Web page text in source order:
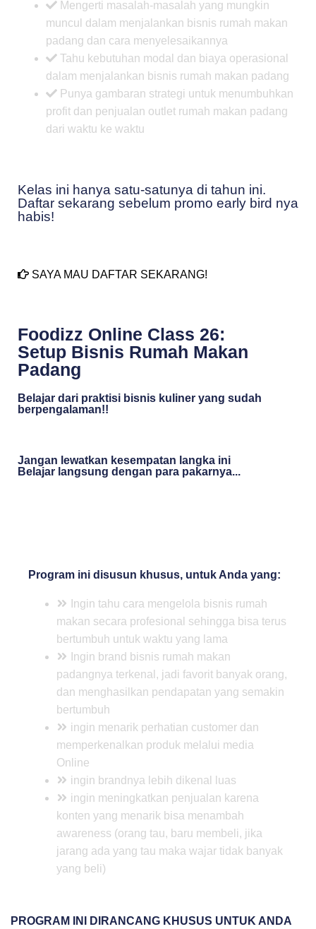
Mengerti masalah-masalah yang mungkin
muncul dalam menjalankan bisnis rumah makan
padang dan cara menyelesaikannya
Tahu kebutuhan modal dan biaya operasional
dalam menjalankan bisnis rumah makan padang
Punya gambaran strategi untuk menumbuhkan
profit dan penjualan outlet rumah makan padang
dari waktu ke waktu
Kelas ini hanya satu-satunya di tahun ini.
Daftar sekarang sebelum promo early bird nya
habis!
SAYA MAU DAFTAR SEKARANG!
Foodizz Online Class 26:
Setup Bisnis Rumah Makan
Padang
Belajar dari praktisi bisnis kuliner yang sudah
berpengalaman!!
Jangan lewatkan kesempatan langka ini
Belajar langsung dengan para pakarnya...
Program ini disusun khusus, untuk Anda yang:
Ingin tahu cara mengelola bisnis rumah
makan secara profesional sehingga bisa terus
bertumbuh untuk waktu yang lama
Ingin brand bisnis rumah makan
padangnya terkenal, jadi favorit banyak orang,
dan menghasilkan pendapatan yang semakin
bertumbuh
ingin menarik perhatian customer dan
memperkenalkan produk melalui media
Online
ingin brandnya lebih dikenal luas
ingin meningkatkan penjualan karena
konten yang menarik bisa menambah
awareness (orang tau, baru membeli, jika
jarang ada yang tau maka wajar tidak banyak
yang beli)
PROGRAM INI DIRANCANG KHUSUS UNTUK ANDA